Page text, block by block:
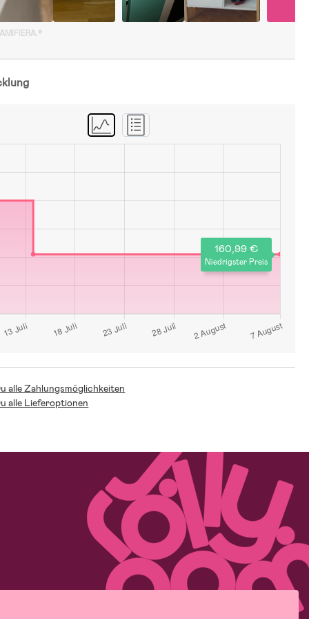
160,99 €
Niedrigster Preis
alle Zahlungsmöglichkeiten
alle Lieferoptionen